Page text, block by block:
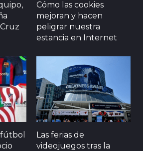
Cómo las cookies
mejoran y hacen
peligrar nuestra
estancia en Internet
Las ferias de
videojuegos tras la